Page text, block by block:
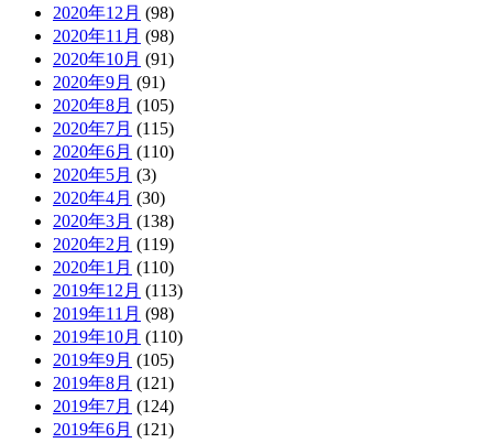
2020年12月 (98)
2020年11月 (98)
2020年10月 (91)
2020年9月 (91)
2020年8月 (105)
2020年7月 (115)
2020年6月 (110)
2020年5月 (3)
2020年4月 (30)
2020年3月 (138)
2020年2月 (119)
2020年1月 (110)
2019年12月 (113)
2019年11月 (98)
2019年10月 (110)
2019年9月 (105)
2019年8月 (121)
2019年7月 (124)
2019年6月 (121)